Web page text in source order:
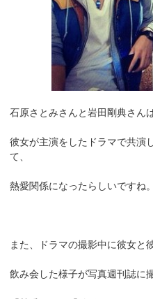
石原さとみさんと岩田剛典さんは
彼女が主演をしたドラマで共演
て、
熱愛関係になったらしいですね。
また、ドラマの撮影中に彼女と
飲み会した様子が写真週刊誌に